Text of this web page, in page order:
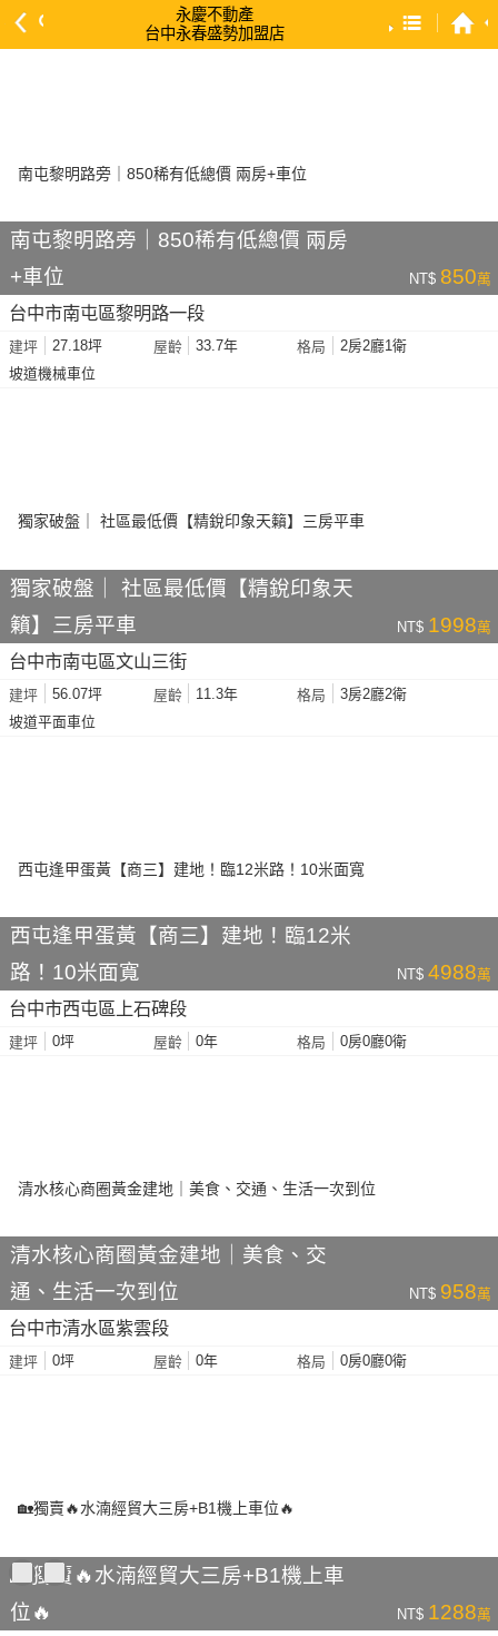
永慶不動產
台中永春盛勢加盟店
依降幅 高 → 低
依土地坪數 大 → 小
南屯黎明路旁｜850稀有低總價 兩房
+車位
NT$ 850萬
台中市南屯區黎明路一段
建坪 27.18坪 屋齡 33.7年 格局
2房2廳1衛
坡道機械車位
獨家破盤｜ 社區最低價【精銳印象天
籟】三房平車
NT$ 1998萬
台中市南屯區文山三街
建坪 56.07坪 屋齡 11.3年 格局
3房2廳2衛
坡道平面車位
西屯逢甲蛋黃【商三】建地！臨12米
路！10米面寬
NT$ 4988萬
台中市西屯區上石碑段
建坪 0坪 屋齡 0年 格局 0房0廳0衛
清水核心商圈黃金建地｜美食、交
通、生活一次到位
NT$ 958萬
台中市清水區紫雲段
建坪 0坪 屋齡 0年 格局 0房0廳0衛
🏡獨賣🔥水湳經貿大三房+B1機上車
位🔥
NT$ 1288萬